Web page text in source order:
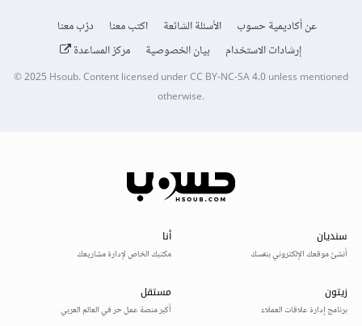
عن أكاديمية حسوب الأسئلة الشائعة اكتب معنا
درّب معنا
إرشادات الاستخدام
بيان الخصوصية مركز المساعدة
© 2025Hsoub.Content licensed underCC BY-NC-SA 4.0unless mentioned
otherwise.